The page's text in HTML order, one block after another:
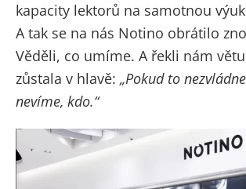
kapacity lektorů na samotnou
A tak se na nás Notino obrátilo
Věděli, co umíme. A řekli nám
zůstala v hlavě: „Pokud to
nevíme, kdo.“